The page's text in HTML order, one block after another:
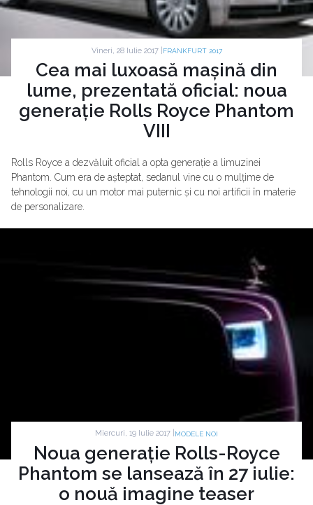
Vineri, 28 Iulie 2017 | FRANKFURT 2017
Cea mai luxoasă mașină din
lume, prezentată oficial: noua
generație Rolls Royce Phantom
VIII
Rolls Royce a dezvăluit oficial a opta generație a limuzinei
Phantom. Cum era de așteptat, sedanul vine cu o mulțime de
tehnologii noi, cu un motor mai puternic și cu noi artificii în materie
de personalizare.
Miercuri, 19 Iulie 2017 | MODELE NOI
Noua generație Rolls-Royce
Phantom se lansează în 27 iulie:
o nouă imagine teaser